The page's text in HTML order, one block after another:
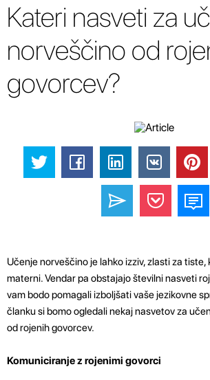
Kateri nasveti za
norveščino od
govorcev?
Učenje norveščino je lahko izziv, zlasti za tiste,
materni. Vendar pa obstajajo številni nasveti
vam bodo pomagali izboljšati vaše jezikovne
članku si bomo ogledali nekaj nasvetov za
od rojenih govorcev.
Komuniciranje z rojenimi govorci